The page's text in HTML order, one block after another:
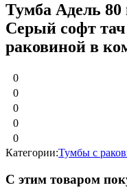
Тумба Адель
Серый софт
раковиной в
0
0
0
0
0
Категории:Тумбы c
С этим товаром